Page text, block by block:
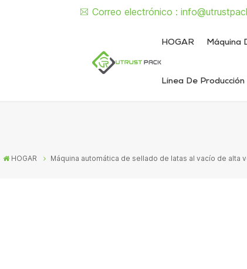
Correo electrónico :
HOGAR Máquina
Línea De
HOGAR Máquina automática de sellado de latas al vacío de alta